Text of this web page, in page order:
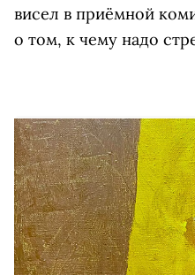
висел в приёмной
о том, к чему надо